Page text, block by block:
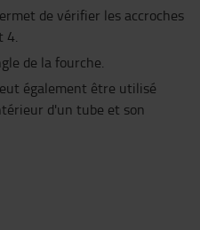
de vérifier les accroches
4.
de la fourche.
également être utilisé
d'un tube et son